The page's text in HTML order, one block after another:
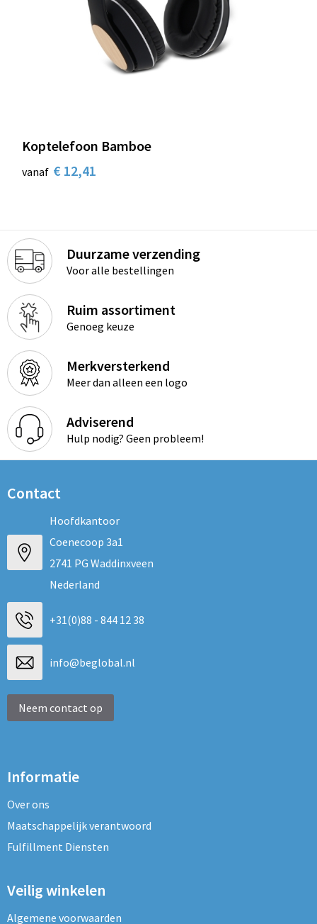
Koptelefoon Bamboe
vanaf € 12,41
Duurzame verzending
Voor alle bestellingen
Ruim assortiment
Genoeg keuze
Merkversterkend
Meer dan alleen een logo
Adviserend
Hulp nodig? Geen probleem!
Contact
Hoofdkantoor
Coenecoop 3a1
2741 PG Waddinxveen
Nederland
+31(0)88 - 844 12 38
info@beglobal.nl
Neem contact op
Informatie
Over ons
Maatschappelijk verantwoord
Fulfillment Diensten
Veilig winkelen
Algemene voorwaarden